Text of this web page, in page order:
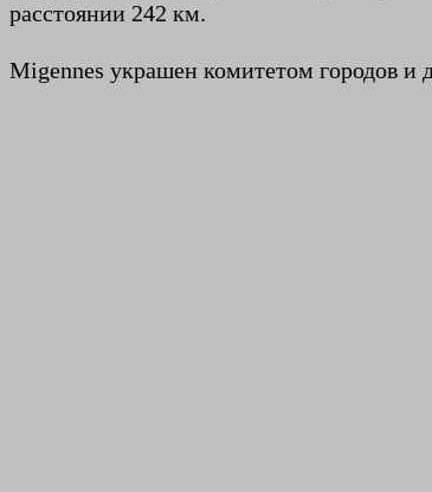
расстоянии 242 км.
Migennes украшен комитетом городов и